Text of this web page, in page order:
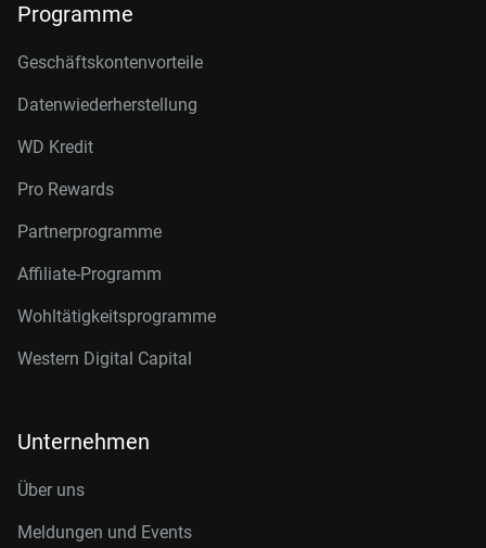
Programme
Geschäftskontenvorteile
Datenwiederherstellung
WD Kredit
Pro Rewards
Partnerprogramme
Affiliate-Programm
Wohltätigkeitsprogramme
Western Digital Capital
Unternehmen
Über uns
Meldungen und Events